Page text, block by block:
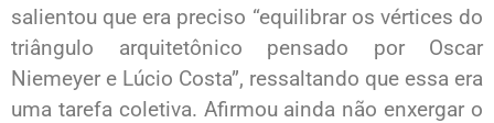
salientou que era preciso “equilibrar os vértices do
triângulo arquitetônico pensado por Oscar
Niemeyer e Lúcio Costa”, ressaltando que essa era
uma tarefa coletiva. Afirmou ainda não enxergar o